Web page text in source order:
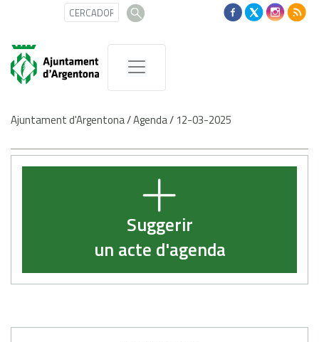
Ajuntament d'Argentona/Agenda/ 12-03-2025
Suggerir
un acte d'agenda